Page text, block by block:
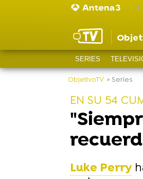
SERIES
ObjetivoTV » Series
EN SU 54
Luke Perry